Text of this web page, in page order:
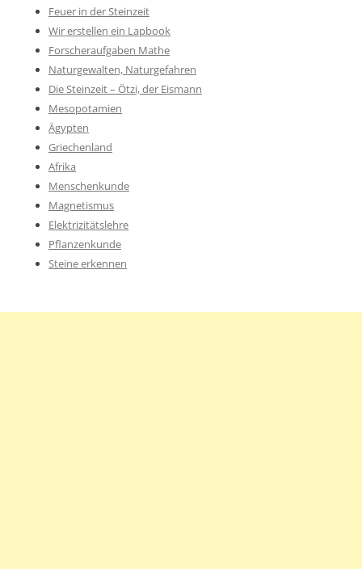
Feuer in der Steinzeit
Wir erstellen ein Lapbook
Forscheraufgaben Mathe
Naturgewalten, Naturgefahren
Die Steinzeit – Ötzi, der Eismann
Mesopotamien
Ägypten
Griechenland
Afrika
Menschenkunde
Magnetismus
Elektrizitätslehre
Pflanzenkunde
Steine erkennen